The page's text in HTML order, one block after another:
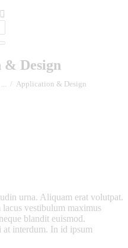
Design
... Application & Design
urna. Aliquam erat volutpat.
vestibulum maximus
blandit euismod.
at interdum. In id ipsum